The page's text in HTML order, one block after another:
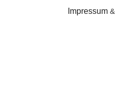
Impressum&